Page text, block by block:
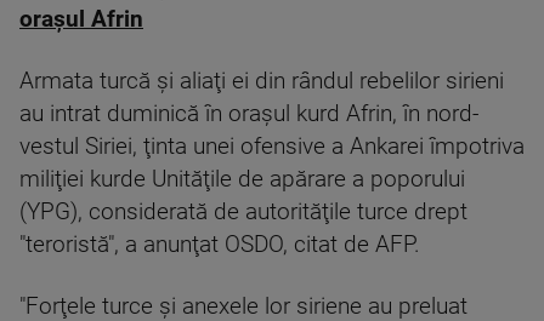
oraşul Afrin
Armata turcă şi aliaţi ei din rândul rebelilor sirieni
au intrat duminică în oraşul kurd Afrin, în nord-
vestul Siriei, ţinta unei ofensive a Ankarei împotriva
miliţiei kurde Unităţile de apărare a poporului
(YPG), considerată de autorităţile turce drept
"teroristă", a anunţat OSDO, citat de AFP.
"Forţele turce şi anexele lor siriene au preluat